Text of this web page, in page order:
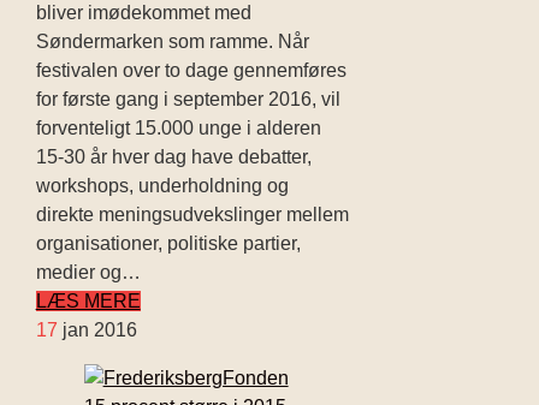
bliver imødekommet med
Søndermarken som ramme. Når
festivalen over to dage gennemføres
for første gang i september 2016, vil
forventeligt 15.000 unge i alderen
15-30 år hver dag have debatter,
workshops, underholdning og
direkte meningsudvekslinger mellem
organisationer, politiske partier,
medier og…
LÆS MERE
17 jan 2016